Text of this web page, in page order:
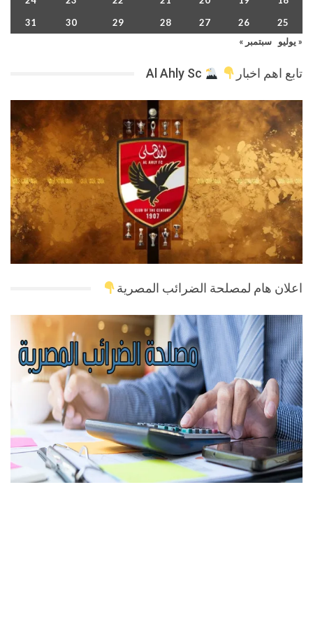
25
26
27
28
29
30
31
« يوليو
سبتمبر »
تابع اهم اخبار
اعلان هام لمصلحة الضرائب المصرية